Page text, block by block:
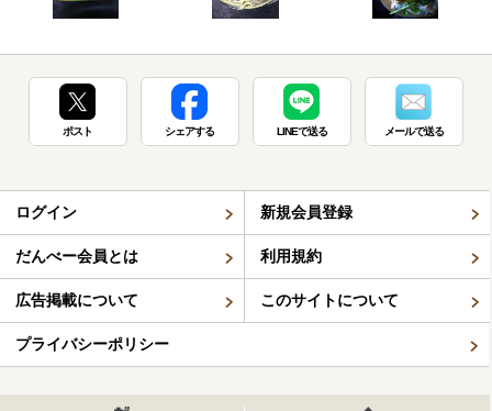
ポスト シェアする LINEで送る メールで送る
ログイン 新規会員登録
だんべー会員とは 利用規約
広告掲載について このサイトについて
プライバシーポリシー